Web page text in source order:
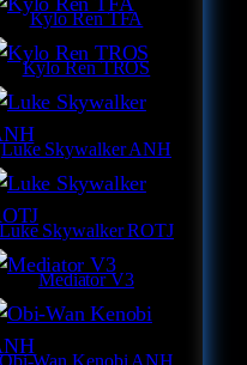
Kylo Ren TFA
Kylo Ren TROS
Luke Skywalker ANH
Skywalker ROTJ
Mediator V3